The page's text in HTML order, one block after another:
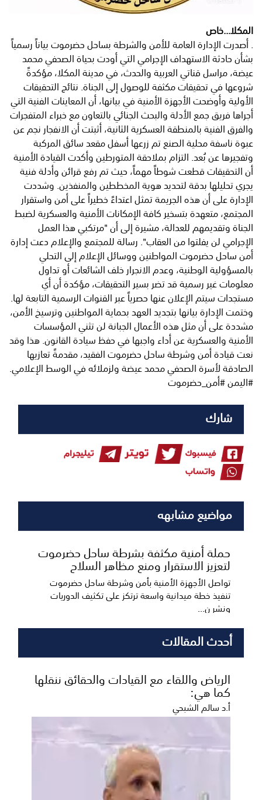
المكلا...خاص
. ​أصدرت الإدارة العامة للأمن والشرطة بساحل حضرموت بياناً رسمياً
بشأن حادثة الاستهداف الإجرامي التي أودت بحياة الصحفي محمد
عيضة، مراسل قناتي العربية والحدث، في مدينة المكلا، مؤكدةً
شروعها في تحقيقات مكثفة للوصول إلى الجناة. ​نتائج التحقيقات
الأولية وأوضحت الأجهزة الأمنية في بيانها، أن المعاينات الفنية التي
أجراها فريق جمع الأدلة والبحث الجنائي بالتعاون مع خبراء المتفجرات
والفرق الفنية بالمنطقة العسكرية الثانية، أثبتت أن الانفجار نجم عن
عبوة ناسفة محلية الصنع تم زرعها أسفل مقعد سائق المركبة
وتفجيرها عن بُعد. ​التزام بملاحقة المتورطين وأكدت القيادة الأمنية
أن التحقيقات قطعت شوطاً مهماً، حيث تم رفع قرائن وأدلة فنية
يجري تحليلها بدقة لتحديد هوية المخططين والمنفذين. وشددت
الإدارة على أن هذه الجريمة تمثل اعتداءً خطيراً على أمن واستقرار
المجتمع، متعهدة بتسخير كافة الإمكانات الأمنية والعسكرية لضبط
الجناة وتقديمهم للعدالة، مشيرة إلى أن "مرتكبي هذا العمل
الإجرامي لن يفلتوا من العقاب". ​رسالة للمجتمع والإعلام دعت إدارة
أمن ساحل حضرموت المواطنين ووسائل الإعلام إلى التحلي
بالمسؤولية الوطنية، وعدم الانجرار خلف الشائعات أو تداول
معلومات غير رسمية قد تضر بسير التحقيقات، مؤكدة أن أي
مستجدات سيتم الإعلان عنها حصرياً عبر القنوات الرسمية التابعة لها.
​وختمت الإدارة بيانها بتجديد العهد بحماية المواطنين وترسيخ الأمن،
مشددة على أن مثل هذه الأعمال الجبانة لن تثني المؤسسات
الأمنية والعسكرية عن أداء واجبها في حفظ سيادة القانون. ​هذا وقد
نعت قيادة أمن وشرطة ساحل حضرموت الفقيد، مقدمةً تعازيها
الصادقة لأسرة الصحفي محمد عيضة ولزملائه في الوسط الإعلامي.
​#اليمن #أمن_حضرموت
شارك
مواضيع مشابهه
حملة أمنية مكثفة بشرطة ساحل حضرموت
لتعزيز الاستقرار ومنع مظاهر السلاح
تواصل الأجهزة الأمنية بأمن وشرطة ساحل حضرموت
تنفيذ خطة ميدانية واسعة ترتكز على تكثيف الدوريات
ونشر ن...
أحدث المقالات
الرياض واللقاء مع القيادات والحقائق ننقلها
كما هي:
أ.د سالم الشبحي